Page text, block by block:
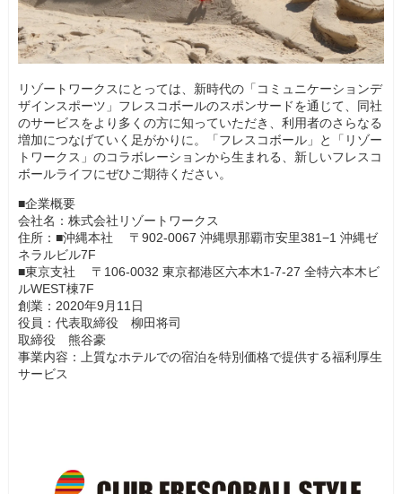
リゾートワークスにとっては、新時代の「コミュニケーションデ
ザインスポーツ」フレスコボールのスポンサードを通じて、同社
のサービスをより多くの方に知っていただき、利用者のさらなる
増加につなげていく足がかりに。「フレスコボール」と「リゾー
トワークス」のコラボレーションから生まれる、新しいフレスコ
ボールライフにぜひご期待ください。
■企業概要
会社名：株式会社リゾートワークス
住所：■沖縄本社 〒902-0067 沖縄県那覇市安里381−1 沖縄ゼ
ネラルビル7F
■東京支社 〒106-0032 東京都港区六本木1-7-27 全特六本木ビ
ルWEST棟7F
創業：2020年9月11日
役員：代表取締役 柳田将司
取締役 熊谷豪
事業内容：上質なホテルでの宿泊を特別価格で提供する福利厚生
サービス